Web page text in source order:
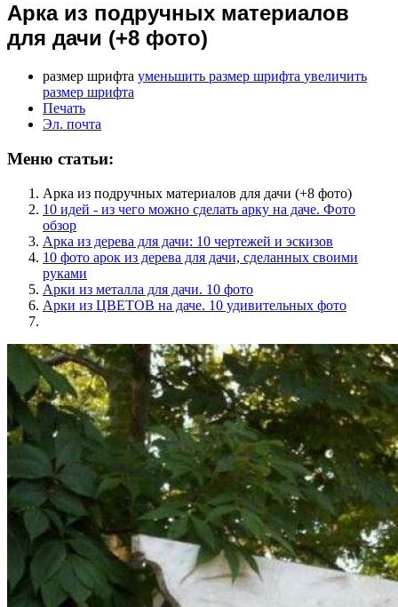
Арка из подручных материалов
для дачи (+8 фото)
размер шрифта уменьшить размер шрифта увеличить
размер шрифта
Печать
Эл. почта
Меню статьи:
Арка из подручных материалов для дачи (+8 фото)
10 идей - из чего можно сделать арку на даче. Фото
обзор
Арка из дерева для дачи: 10 чертежей и эскизов
10 фото арок из дерева для дачи, сделанных своими
руками
Арки из металла для дачи. 10 фото
Арки из ЦВЕТОВ на даче. 10 удивительных фото